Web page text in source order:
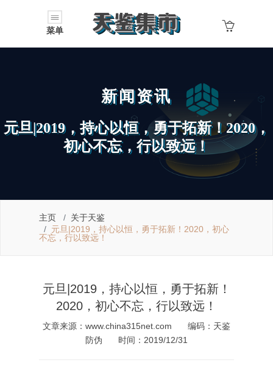
菜单
新闻资讯
元旦|2019，持心以恒，勇于拓新！2020，
初心不忘，行以致远！
主页
关于天鉴
元旦|2019，持心以恒，勇于拓新！2020，初心
不忘，行以致远！
元旦|2019，持心以恒，勇于拓新！
2020，初心不忘，行以致远！
文章来源：www.china315net.com
编码：天鉴
防伪
时间：2019/12/31